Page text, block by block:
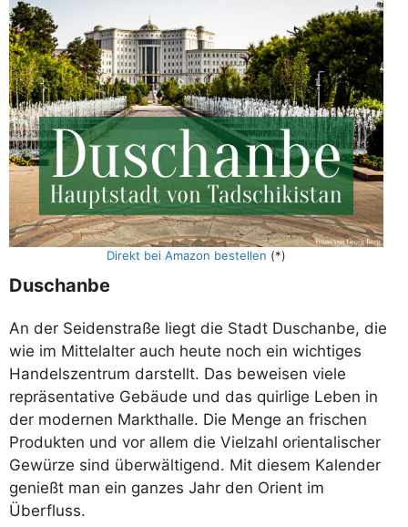
Direkt bei Amazon bestellen (*)
Duschanbe
An der Seidenstraße liegt die Stadt Duschanbe, die
wie im Mittelalter auch heute noch ein wichtiges
Handelszentrum darstellt. Das beweisen viele
repräsentative Gebäude und das quirlige Leben in
der modernen Markthalle. Die Menge an frischen
Produkten und vor allem die Vielzahl orientalischer
Gewürze sind überwältigend. Mit diesem Kalender
genießt man ein ganzes Jahr den Orient im
Überfluss.